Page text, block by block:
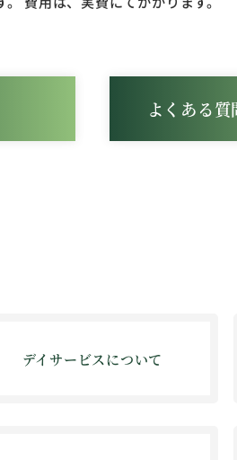
よくある
デイサービスについて